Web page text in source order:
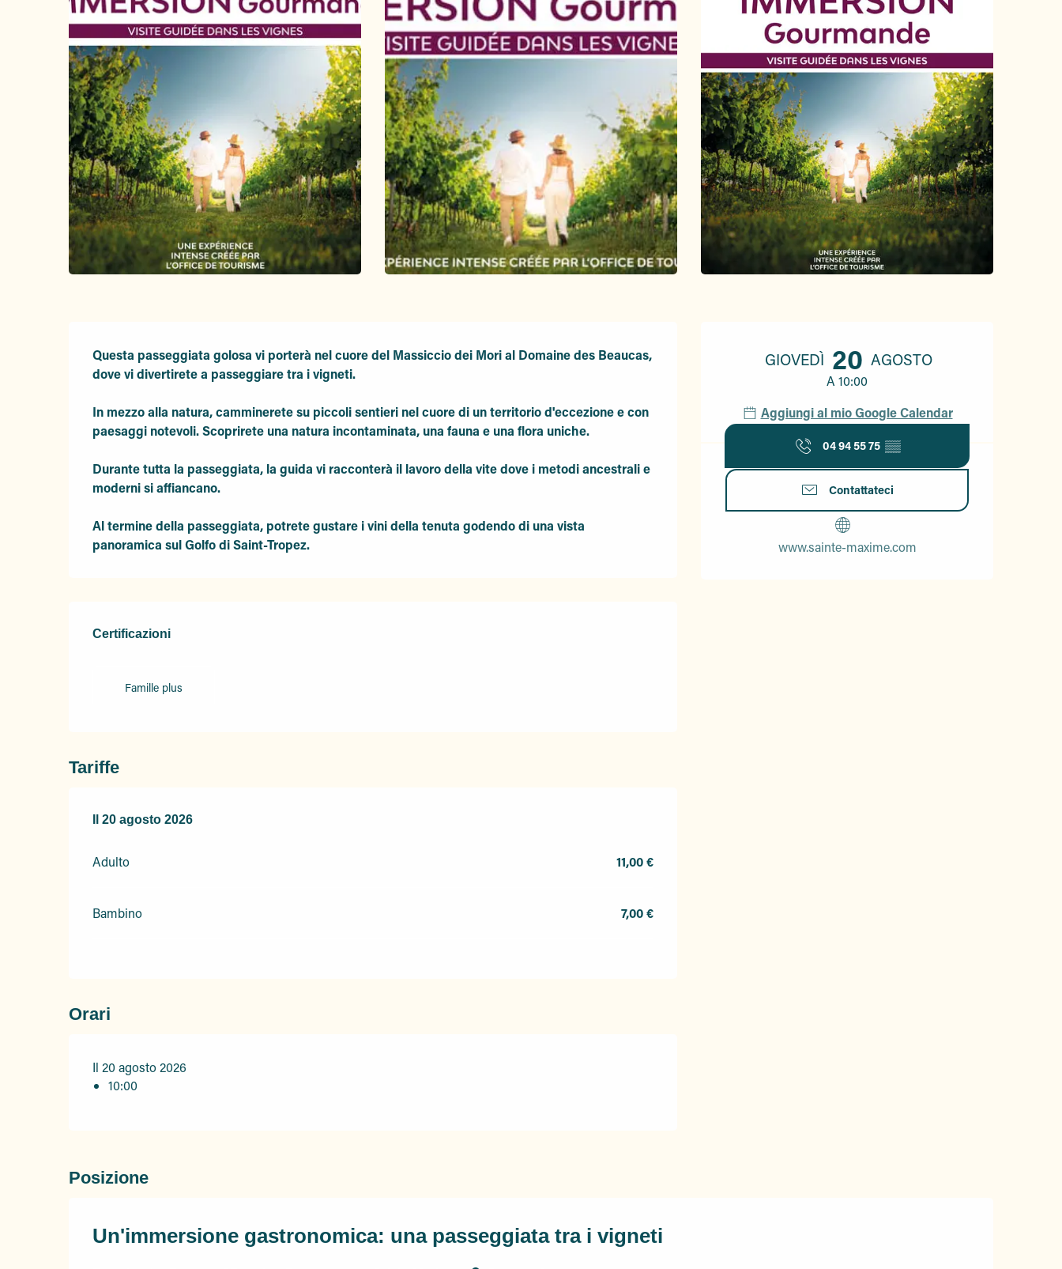
GIOVEDÌ 20 AGOSTO
A 10:00
Aggiungi al mio Google Calendar
04 94 55 75 ▒▒
Contattateci
www.sainte-maxime.com
Questa passeggiata golosa vi porterà nel cuore del Massiccio dei Mori al Domaine des Beaucas,
dove vi divertirete a passeggiare tra i vigneti.
In mezzo alla natura, camminerete su piccoli sentieri nel cuore di un territorio d'eccezione e con
paesaggi notevoli. Scoprirete una natura incontaminata, una fauna e una flora uniche.
Durante tutta la passeggiata, la guida vi racconterà il lavoro della vite dove i metodi ancestrali e
moderni si affiancano.
Al termine della passeggiata, potrete gustare i vini della tenuta godendo di una vista
panoramica sul Golfo di Saint-Tropez.
Offerte di prestazioni
Certificazioni
Certificazioni
Famille plus
Tariffe
20 agosto 2026
20 agosto 2026
Adulto 11,00 €
Bambino 7,00 €
Orari
Il 20 agosto 2026
10:00
Posizione
Un'immersione gastronomica: una passeggiata tra i vigneti